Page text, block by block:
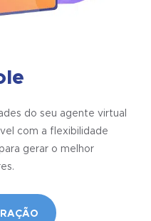
do seu agente virtual
com a flexibilidade
gerar o melhor